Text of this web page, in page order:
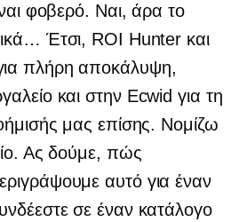
φοβερό. Ναι, άρα το
Έτσι, ROI Hunter και
πλήρη αποκάλυψη,
και στην Ecwid για τη
μας επίσης. Νομίζω
Ας δούμε, πώς
αυτό για έναν
σε έναν κατάλογο